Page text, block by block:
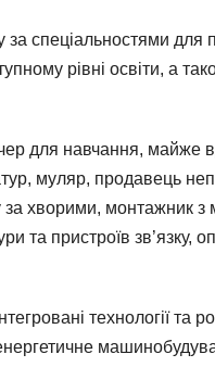
спеціальностями для
рівні освіти, а
для навчання, майже
муляр, продавець
хворими, монтажник з
та пристроїв зв’язку,
технології та